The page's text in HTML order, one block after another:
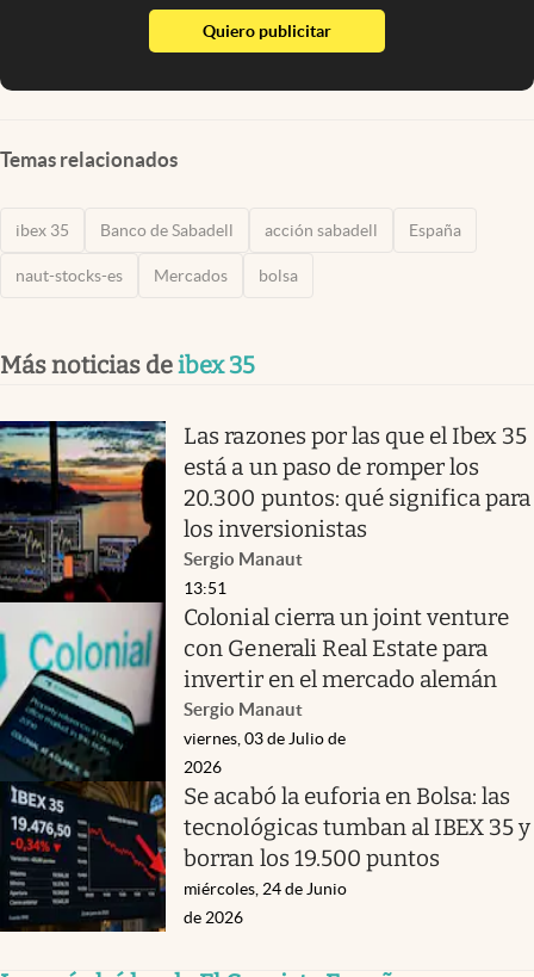
Quiero publicitarabre en nueva pestaña
Temas relacionados
ibex 35 Banco de Sabadell acción sabadell España
naut-stocks-es Mercados bolsa
Más noticias deibex 35
Las razones por las que el Ibex 35
está a un paso de romper los
20.300 puntos: qué significa para
los inversionistas
Sergio Manaut
13:51
Colonial cierra un joint venture
con Generali Real Estate para
invertir en el mercado alemán
Sergio Manaut
viernes, 03 de Julio de
2026
Se acabó la euforia en Bolsa: las
tecnológicas tumban al IBEX 35 y
borran los 19.500 puntos
miércoles, 24 de Junio
de 2026